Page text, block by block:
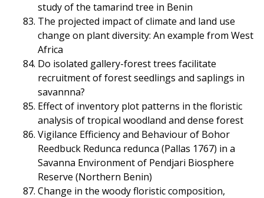
study of the tamarind tree in Benin
The projected impact of climate and land use
change on plant diversity: An example from West
Africa
Do isolated gallery-forest trees facilitate
recruitment of forest seedlings and saplings in
savannna?
Effect of inventory plot patterns in the floristic
analysis of tropical woodland and dense forest
Vigilance Efficiency and Behaviour of Bohor
Reedbuck Redunca redunca (Pallas 1767) in a
Savanna Environment of Pendjari Biosphere
Reserve (Northern Benin)
Change in the woody floristic composition,